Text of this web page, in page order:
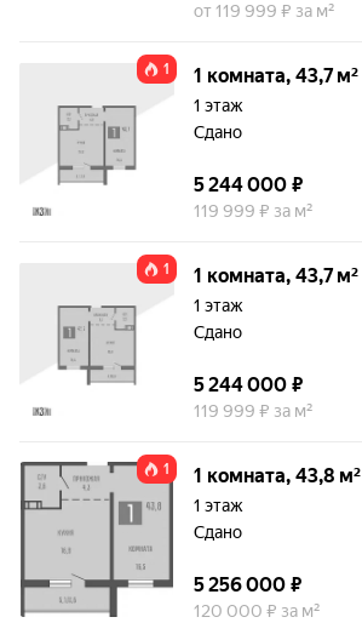
от 119 999 ₽ за м²
1 1 комната, 43,7 м²
1 этаж
Сдано
5 244 000 ₽
119 999 ₽ за м²
1 1 комната, 43,7 м²
1 этаж
Сдано
5 244 000 ₽
119 999 ₽ за м²
1 1 комната, 43,8 м²
1 этаж
Сдано
5 256 000 ₽
120 000 ₽ за м²